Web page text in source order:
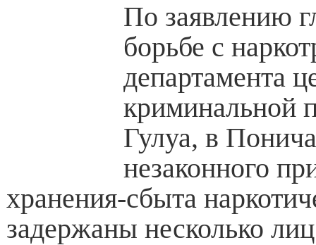
По заявлению
борьбе с
департамента
криминальной
Гулуа, в
незаконного
хранения-сбыта
задержаны несколько